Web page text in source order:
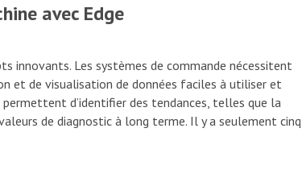
avec Edge
innovants. Les systèmes de commande nécessitent
et de visualisation de données faciles à utiliser et
d’identifier des tendances, telles que la
de diagnostic à long terme. Il y a seulement cinq